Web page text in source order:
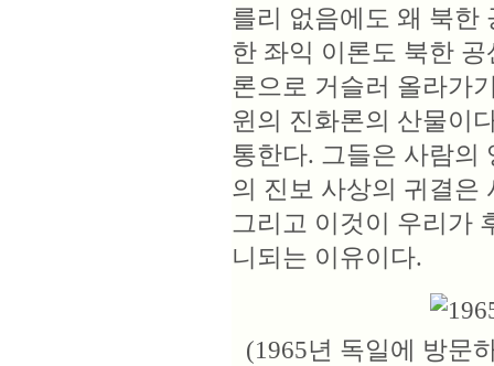
를리 없음에도 왜 북한
한 좌익 이론도 북한
론으로 거슬러 올라가
윈의 진화론의 산물이
통한다. 그들은 사람의
의 진보 사상의 귀결은
그리고 이것이 우리가
니되는 이유이다.
(1965년 독일에 방문